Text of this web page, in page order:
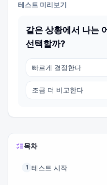
테스트 미리보기
같은 상황에서 나는
선택할까?
빠르게 결정한다
조금 더 비교한다
목차
1 테스트 시작